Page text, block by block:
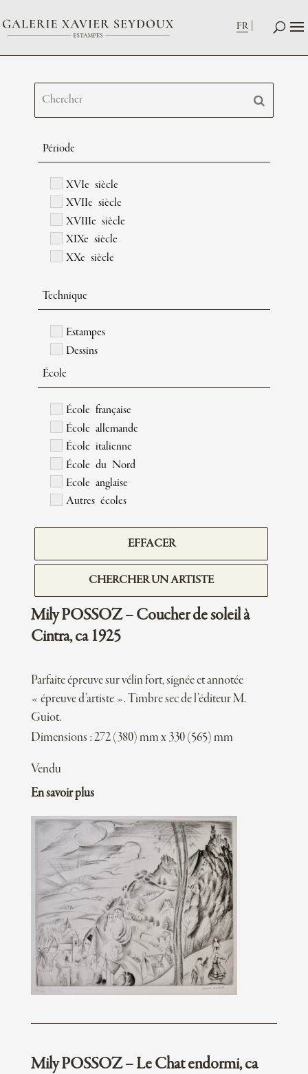
FR
Période
XVIe siècle
XVIIe siècle
XVIIIe siècle
XIXe siècle
XXe siècle
Technique
Estampes
Dessins
École
École française
École allemande
École italienne
École du Nord
Ecole anglaise
Autres écoles
EFFACER
CHERCHER UN ARTISTE
Mily POSSOZ – Coucher de soleil à
Cintra, ca 1925
Parfaite épreuve sur vélin fort, signée et annotée
« épreuve d’artiste ». Timbre sec de l’éditeur M.
Guiot.
Dimensions : 272 (380) mm x 330 (565) mm
Vendu
En savoir plus
Mily POSSOZ – Le Chat endormi, ca